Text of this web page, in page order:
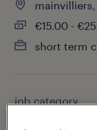
€15.00 -
short term
job category